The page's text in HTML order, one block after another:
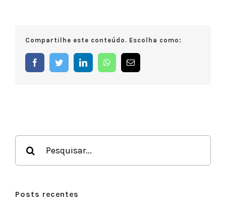
de
socorros
Compartilhe este conteúdo. Escolha como:
FacebookTwitterLinkedIn WhatsApp
E-
mail
resultados
para:
Posts recentes